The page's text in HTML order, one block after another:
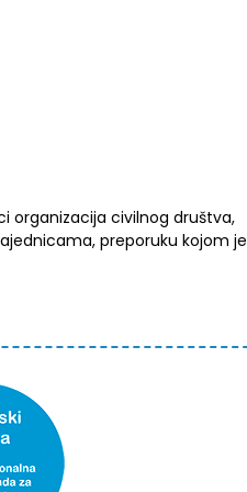
organizacija civilnog društva,
preporuku kojom je